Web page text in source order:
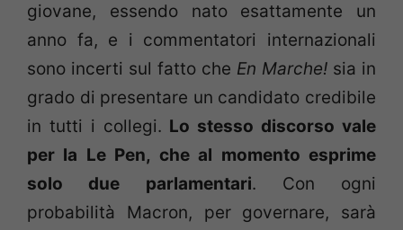
giovane, essendo nato esattamente un
anno fa, e i commentatori internazionali
sono incerti sul fatto che En Marche! sia in
grado di presentare un candidato credibile
in tutti i collegi. Lo stesso discorso vale
per la Le Pen, che al momento esprime
solo due parlamentari. Con ogni
probabilità Macron, per governare, sarà